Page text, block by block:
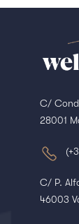
C/
28001
C/ P.
46003